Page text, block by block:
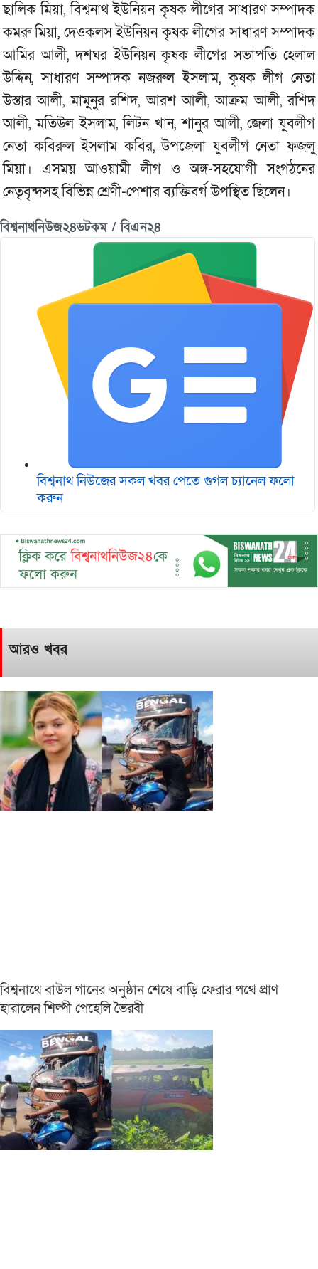
ছালিক মিয়া, বিশ্বনাথ ইউনিয়ন কৃষক লীগের সাধারণ সম্পাদক
কমরু মিয়া, দেওকলস ইউনিয়ন কৃষক লীগের সাধারণ সম্পাদক
আমির আলী, দশঘর ইউনিয়ন কৃষক লীগের সভাপতি হেলাল
উদ্দিন, সাধারণ সম্পাদক নজরুল ইসলাম, কৃষক লীগ নেতা
উস্তার আলী, মামুনুর রশিদ, আরশ আলী, আক্রম আলী, রশিদ
আলী, মতিউল ইসলাম, লিটন খান, শানুর আলী, জেলা যুবলীগ
নেতা কবিরুল ইসলাম কবির, উপজেলা যুবলীগ নেতা ফজলু
মিয়া। এসময় আওয়ামী লীগ ও অঙ্গ-সহযোগী সংগঠনের
নেতৃবৃন্দসহ বিভিন্ন শ্রেণী-পেশার ব্যক্তিবর্গ উপস্থিত ছিলেন।
বিশ্বনাথনিউজ২৪ডটকম / বিএন২৪
বিশ্বনাথ নিউজের সকল খবর পেতে গুগল চ‌্যানেল ফলো
করুন
আরও খবর
বিশ্বনাথে বাউল গানের অনুষ্ঠান শেষে বাড়ি ফেরার পথে প্রাণ
হারালেন শিল্পী পেহেলি ভৈরবী